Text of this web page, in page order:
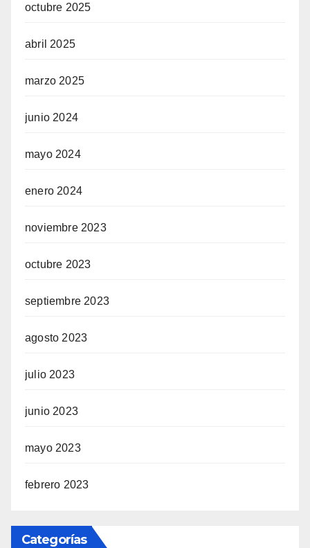
octubre 2025
abril 2025
marzo 2025
junio 2024
mayo 2024
enero 2024
noviembre 2023
octubre 2023
septiembre 2023
agosto 2023
julio 2023
junio 2023
mayo 2023
febrero 2023
Categorías